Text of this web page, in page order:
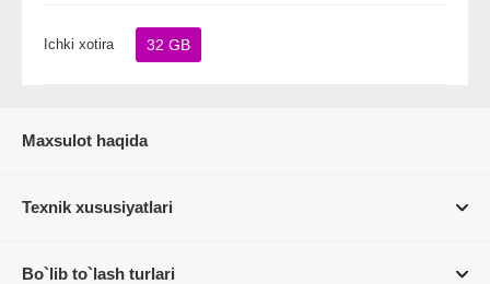
Ichki xotira 32 GB
Maxsulot haqida
Texnik xususiyatlari
Bo`lib to`lash turlari